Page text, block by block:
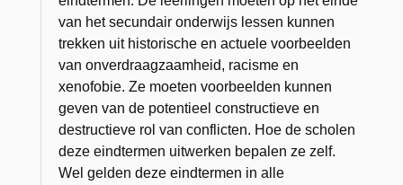
van het secundair onderwijs lessen kunnen
trekken uit historische en actuele voorbeelden
van onverdraagzaamheid, racisme en
xenofobie. Ze moeten voorbeelden kunnen
geven van de potentieel constructieve en
destructieve rol van conflicten. Hoe de scholen
deze eindtermen uitwerken bepalen ze zelf.
Wel gelden deze eindtermen in alle